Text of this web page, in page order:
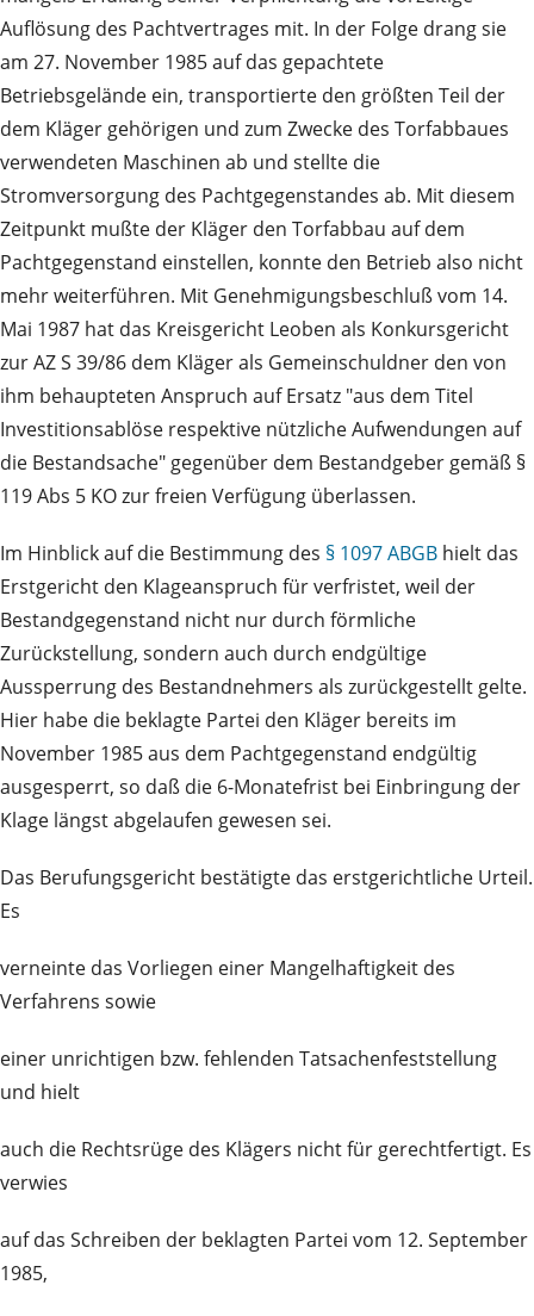
Auflösung des Pachtvertrages mit. In der Folge drang sie
am 27. November 1985 auf das gepachtete
Betriebsgelände ein, transportierte den größten Teil der
dem Kläger gehörigen und zum Zwecke des Torfabbaues
verwendeten Maschinen ab und stellte die
Stromversorgung des Pachtgegenstandes ab. Mit diesem
Zeitpunkt mußte der Kläger den Torfabbau auf dem
Pachtgegenstand einstellen, konnte den Betrieb also nicht
mehr weiterführen. Mit Genehmigungsbeschluß vom 14.
Mai 1987 hat das Kreisgericht Leoben als Konkursgericht
zur AZ S 39/86 dem Kläger als Gemeinschuldner den von
ihm behaupteten Anspruch auf Ersatz "aus dem Titel
Investitionsablöse respektive nützliche Aufwendungen auf
die Bestandsache" gegenüber dem Bestandgeber gemäß §
119 Abs 5 KO zur freien Verfügung überlassen.
Im Hinblick auf die Bestimmung des § 1097 ABGB hielt das
Erstgericht den Klageanspruch für verfristet, weil der
Bestandgegenstand nicht nur durch förmliche
Zurückstellung, sondern auch durch endgültige
Aussperrung des Bestandnehmers als zurückgestellt gelte.
Hier habe die beklagte Partei den Kläger bereits im
November 1985 aus dem Pachtgegenstand endgültig
ausgesperrt, so daß die 6-Monatefrist bei Einbringung der
Klage längst abgelaufen gewesen sei.
Das Berufungsgericht bestätigte das erstgerichtliche Urteil.
Es
verneinte das Vorliegen einer Mangelhaftigkeit des
Verfahrens sowie
einer unrichtigen bzw. fehlenden Tatsachenfeststellung
und hielt
auch die Rechtsrüge des Klägers nicht für gerechtfertigt. Es
verwies
auf das Schreiben der beklagten Partei vom 12. September
1985,